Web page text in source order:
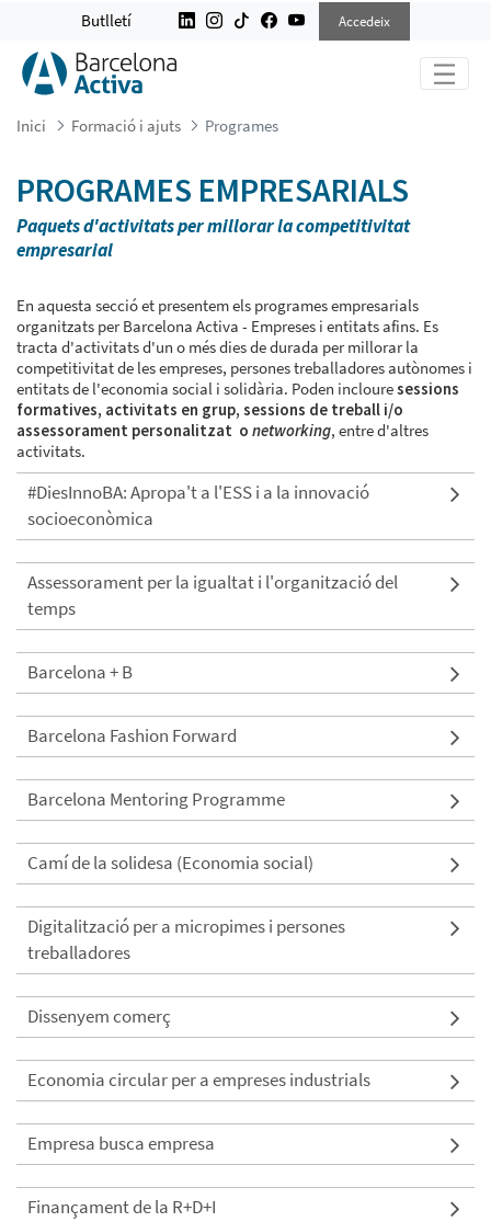
PROGRAMES
Butlletí Accedeix
Inici Formació i ajuts Programes
PROGRAMES EMPRESARIALS
Paquets d'activitats per millorar la competitivitat
empresarial
En aquesta secció et presentem els programes empresarials
organitzats per Barcelona Activa - Empreses i entitats afins. Es
tracta d'activitats d'un o més dies de durada per millorar la
competitivitat de les empreses, persones treballadores autònomes i
entitats de l'economia social i solidària. Poden inclouresessions
formatives, activitats en grup, sessions de treball i/o
assessorament personalitzat o networking, entre d'altres
activitats.
#DiesInnoBA: Apropa't a l'ESS i a la innovació
socioeconòmica
Assessorament per la igualtat i l'organització del
temps
Barcelona + B
Barcelona Fashion Forward
Barcelona Mentoring Programme
Camí de la solidesa (Economia social)
Digitalització per a micropimes i persones
treballadores
Dissenyem comerç
Economia circular per a empreses industrials
Empresa busca empresa
Finançament de la R+D+I